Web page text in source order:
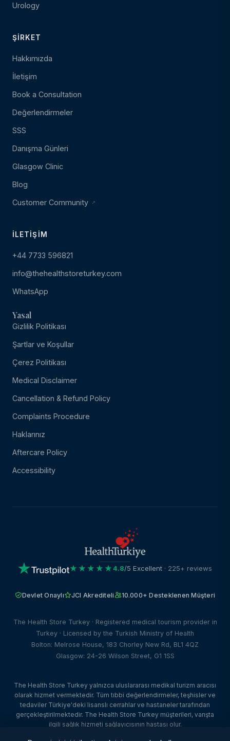
Urology
ŞIRKET
Hakkımızda
İletişim
Book a Consultation
Değerlendirmeler
SSS
Danışma Günleri
Glasgow Clinic
Blog
Customer Community
İLETIŞIM
+44 7733 596821
info@thehealthstoreturkey.com
WhatsApp
Yasal
Gizlilik Politikası
Şartlar ve Koşullar
Çerez Politikası
Medical Disclaimer
Cancellation & Refund Policy
Complaints Procedure
Haklarınız
Aftercare Policy
Accessibility
★★★★★4.8/5 Excellent · 225+ reviews
Devlet Onaylı JCI Akrediteli 10.000+ Desteklenen Müşteri
The Health Store Turkey · Registered medical tourism provider in
Turkey · Licensed by the Turkish Ministry of Health
Bolton: Melrose House, 183 Chorley New Rd, BL1 4QZ
Glasgow: 24-26 Wilson Street, G1 1SS
The Health Store Turkey yalnızca uluslararası medikal turizm aracısı
olarak hizmet vermektedir. Tüm tıbbi değerlendirmeler, teşhisler ve
tedaviler Türkiye'deki lisanslı cerrahlar ve hastaneler tarafından
gerçekleştirilmektedir. The Health Store Turkey müşterileri, varışta
ilgili sağlık hizmeti sağlayıcısının hastası olur.